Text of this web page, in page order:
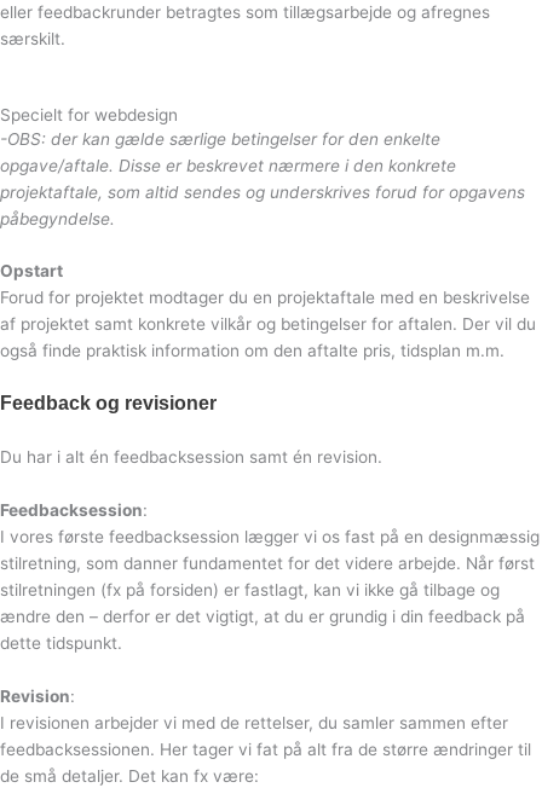
eller feedbackrunder betragtes som tillægsarbejde og afregnes
særskilt.
Specielt for webdesign
-OBS: der kan gælde særlige betingelser for den enkelte
opgave/aftale. Disse er beskrevet nærmere i den konkrete
projektaftale, som altid sendes og underskrives forud for opgavens
påbegyndelse.
Opstart
Forud for projektet modtager du en projektaftale med en beskrivelse
af projektet samt konkrete vilkår og betingelser for aftalen. Der vil du
også finde praktisk information om den aftalte pris, tidsplan m.m.
Feedback og revisioner
Du har i alt én feedbacksession samt én revision.
Feedbacksession:
I vores første feedbacksession lægger vi os fast på en designmæssig
stilretning, som danner fundamentet for det videre arbejde. Når først
stilretningen (fx på forsiden) er fastlagt, kan vi ikke gå tilbage og
ændre den – derfor er det vigtigt, at du er grundig i din feedback på
dette tidspunkt.
Revision:
I revisionen arbejder vi med de rettelser, du samler sammen efter
feedbacksessionen. Her tager vi fat på alt fra de større ændringer til
de små detaljer. Det kan fx være: